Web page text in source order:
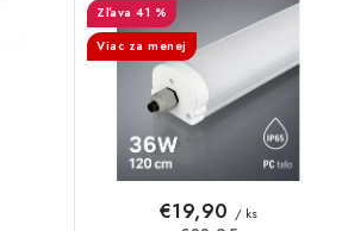
lm/W), G – Series
41 %
Viac za menej
€19,90 / ks